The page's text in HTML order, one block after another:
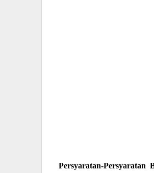
Persyaratan-Persyaratan